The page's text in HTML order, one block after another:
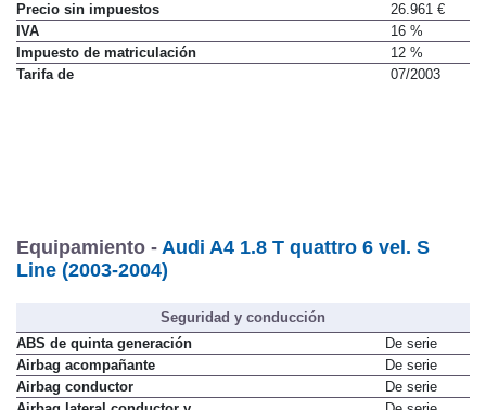
Precio sin impuestos
26.961 €
IVA
16 %
Impuesto de matriculación
12 %
Tarifa de
07/2003
Equipamiento - Audi A4 1.8 T quattro 6 vel. S
Line (2003-2004)
Seguridad y conducción
ABS de quinta generación
De serie
Airbag acompañante
De serie
Airbag conductor
De serie